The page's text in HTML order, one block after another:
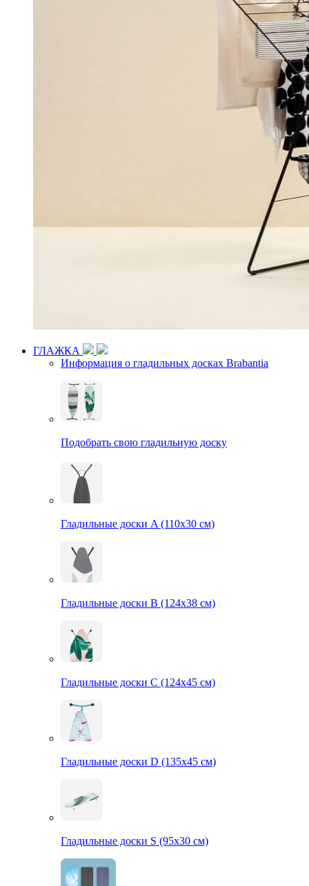
ГЛАЖКА
Информация о гладильных досках Brabantia
Подобрать свою гладильную доску
Гладильные доски A (110х30 см)
Гладильные доски B (124х38 см)
Гладильные доски С (124х45 см)
Гладильные доски D (135х45 см)
Гладильные доски S (95х30 см)